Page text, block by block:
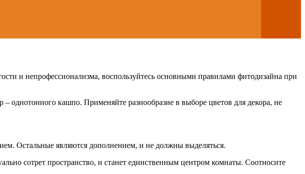
и непрофессионализма, воспользуйтесь основными правилами фитодизайна при
однотонного кашпо. Применяйте разнообразие в выборе цветов для декора, не
Остальные являются дополнением, и не должны выделяться.
сотрет пространство, и станет единственным центром комнаты. Соотносите